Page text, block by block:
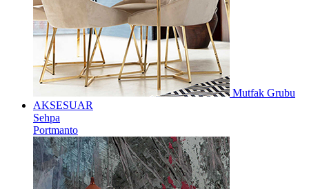
Mutfak Grubu
AKSESUAR
Sehpa
Portmanto